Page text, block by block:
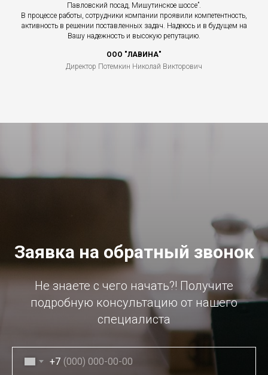
Павловский посад, Мишутинское шоссе”.
В процессе работы, сотрудники компании проявили компетентность,
активность в решении поставленных задач. Надеюсь и в будущем на
Вашу надежность и высокую репутацию.
ООО "ЛАВИНА"
Директор Потемкин Николай Викторович
Заявка на обратный звонок
Не знаете с чего начать?! Получите
подробную консультацию от нашего
специалиста
+7